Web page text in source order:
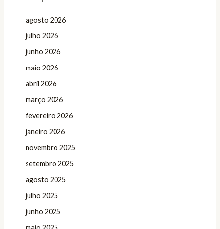
agosto 2026
julho 2026
junho 2026
maio 2026
abril 2026
março 2026
fevereiro 2026
janeiro 2026
novembro 2025
setembro 2025
agosto 2025
julho 2025
junho 2025